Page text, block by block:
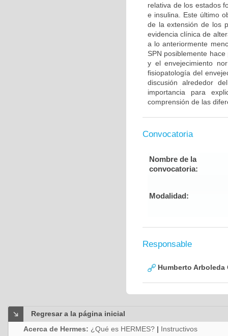
relativa de los estados
e insulina. Este último
de la extensión de los
evidencia clínica de
a lo anteriormente
SPN posiblemente
y el envejecimiento
fisiopatología del
discusión alrededor
importancia para
comprensión de las
Convocatoria
Nombre de la
convocatoria:
Modalidad:
Responsable
Humberto Arboleda
Regresar a la página inicial
Acerca de Hermes: ¿Qué es HERMES? | Instructivos